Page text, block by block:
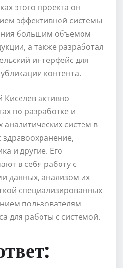
этого проекта он
эффективной системы
большим объемом
а также разработал
интерфейс для
контента.
Киселев активно
по разработке и
систем в
и другие. Его
в себя работу с
данных, анализом их
специализированных
пользователям
для работы с системой.